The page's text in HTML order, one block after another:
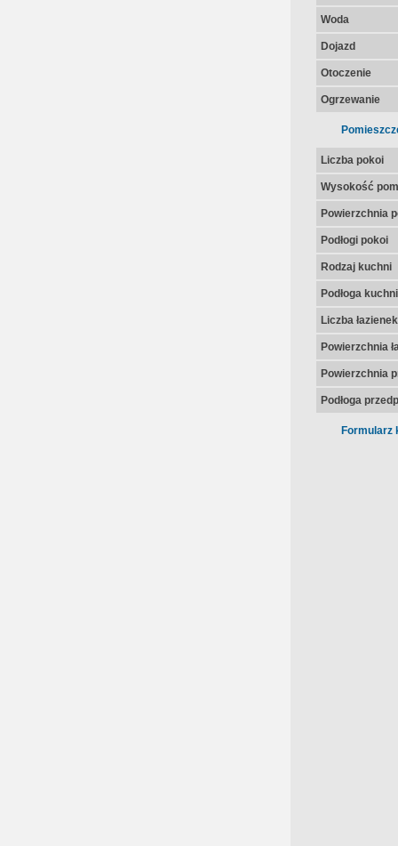
Woda
Dojazd
Otoczenie
Ogrzewanie
Liczba pokoi
Wysokość
Powierzchnia
Podłogi pokoi
Rodzaj kuchni
Podłoga kuchni
Liczba łazienek
Powierzchnia
Powierzchnia
Podłoga
Formularz